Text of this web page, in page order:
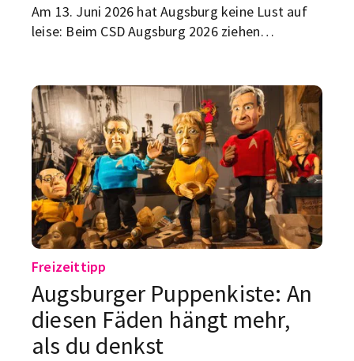
Am 13. Juni 2026 hat Augsburg keine Lust auf
leise: Beim CSD Augsburg 2026 ziehen
Christopher Street Day läuft schon ab dem 5.
Juni die Pride Week Augsburg – mit
Veranstaltungen, Community und allem, was
zeigt: Vielfalt ist hier kein Randthema. Hier
kommt dein Überblick zu Datum, Motto,
Parade, Straßenfest und den wichtigsten Tipps
für den CSD in Augsburg.
Freizeittipp
Augsburger Puppenkiste: An
diesen Fäden hängt mehr,
als du denkst